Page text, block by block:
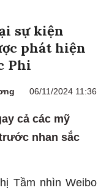
sự kiện
phát hiện
Phi
06/11/2024 11:36
cả các mỹ
nhan sắc
Tầm nhìn Weibo